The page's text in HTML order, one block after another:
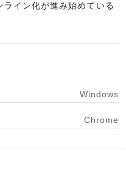
イン化が進み始めている
Windows
Chrome